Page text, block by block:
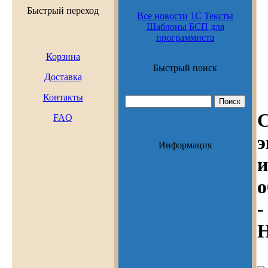
Быстрый переход
Корзина
Доставка
Контакты
FAQ
Все новости 1С Тексты
Шаблоны БСП для
программиста
Быстрый поиск
Информация
-